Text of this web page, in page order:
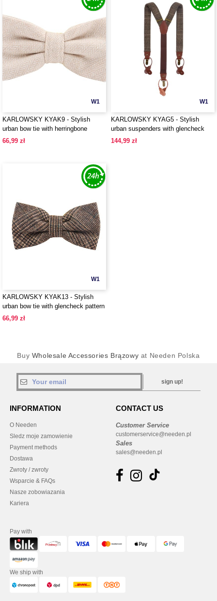
W1
KARLOWSKY KYAK9 - Stylish
urban bow tie with herringbone
pattern
66,99 zł
W1
KARLOWSKY KYAG5 - Stylish
urban suspenders with glencheck
pattern
144,99 zł
W1
KARLOWSKY KYAK13 - Stylish
urban bow tie with glencheck pattern
66,99 zł
Buy Wholesale Accessories Brązowy at Needen Polska
sign up!
INFORMATION
O Needen
Sledz moje zamowienie
Payment methods
Dostawa
Zwroty / zwroty
Wsparcie & FAQs
Nasze zobowiazania
Kariera
CONTACT US
Customer Service
customerservice@needen.pl
Sales
sales@needen.pl
Pay with
We ship with